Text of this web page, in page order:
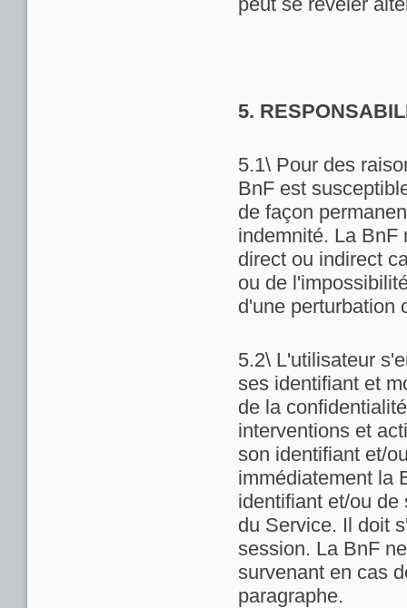
5.
5.1\ Pour des
BnF est
de façon
indemnité. La BnF
direct ou indirect
ou de
d'une perturbation
5.2\ L'utilisateur
ses identifiant et
de la
interventions et
son identifiant et/
immédiatement la
identifiant et/ou
du Service. Il doit
session. La BnF
survenant en cas
paragraphe.